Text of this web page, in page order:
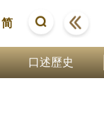
简
口述歷史